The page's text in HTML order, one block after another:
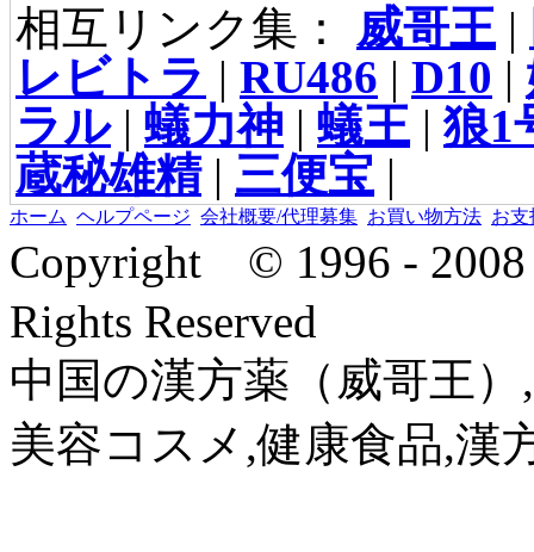
相互リンク集： 威哥王 |
レビトラ | RU486 | D10 |
ラル| 蟻力神 | 蟻王 |狼1
蔵秘雄精| 三便宝 |
ホーム ヘルプページ 会社概要/代理募集 お買い物方法 お支
Copyright © 1996 -
Rights Reserved
中国の漢方薬（威哥王
美容コスメ,健康食品,漢